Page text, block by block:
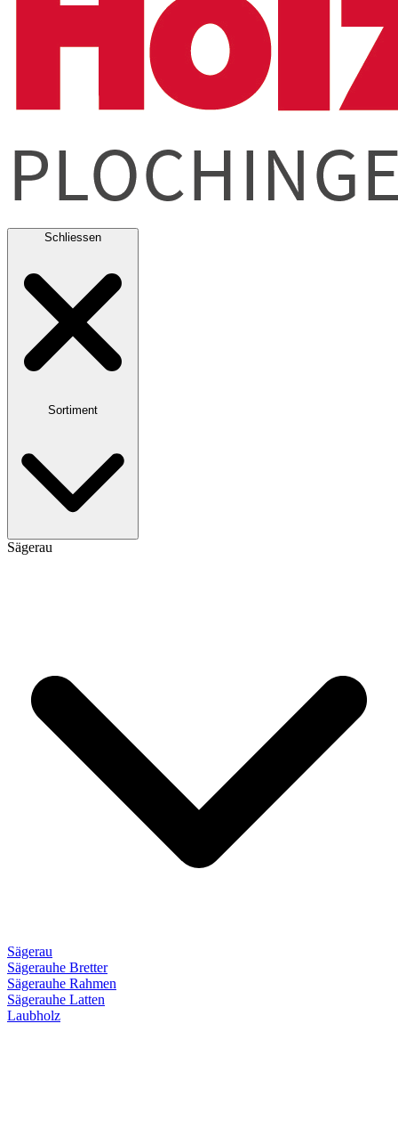
Schliessen
Sortiment
Sägerau
Sägerau
Sägerauhe Bretter
Sägerauhe Rahmen
Sägerauhe Latten
Laubholz